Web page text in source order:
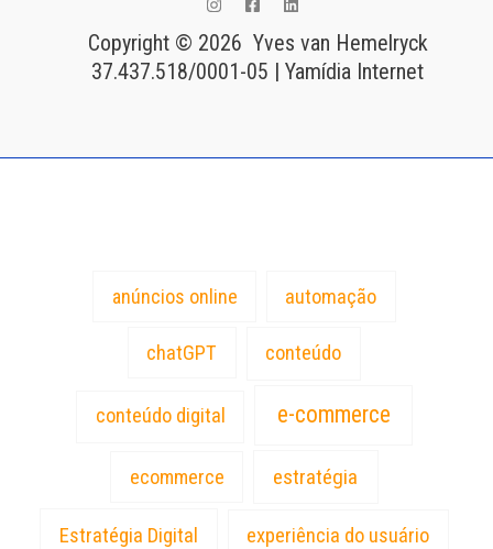
Copyright © 2026 Yves van Hemelryck
37.437.518/0001-05 | Yamídia Internet
anúncios online automação
chatGPT conteúdo
conteúdo digital e-commerce
ecommerce estratégia
Estratégia Digital experiência do usuário